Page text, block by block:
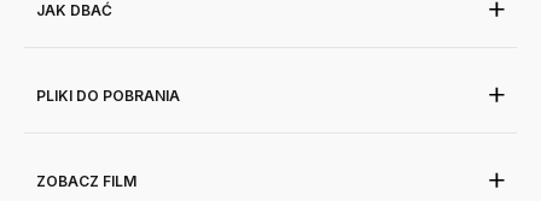
JAK DBAĆ
PLIKI DO POBRANIA
ZOBACZ FILM